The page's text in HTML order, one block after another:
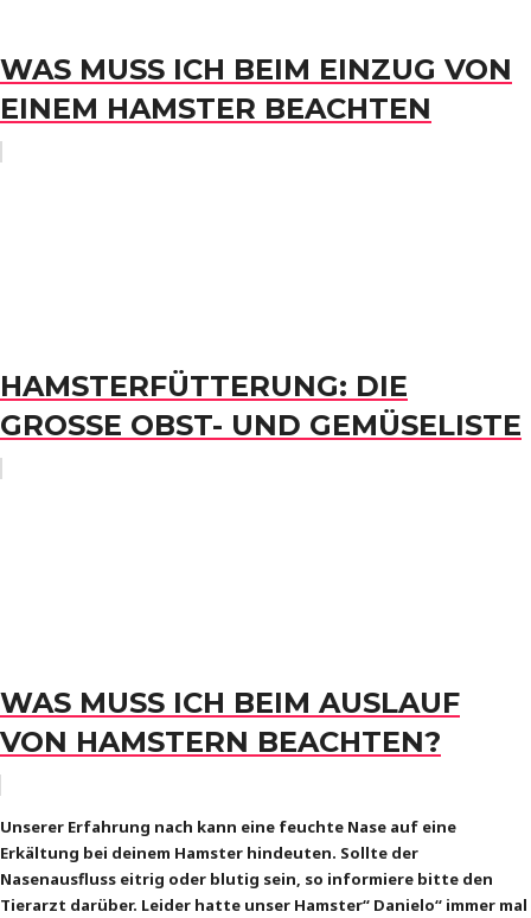
WAS MUSS ICH BEIM EINZUG VON
EINEM HAMSTER BEACHTEN
HAMSTERFÜTTERUNG: DIE
GROSSE OBST- UND GEMÜSELISTE
WAS MUSS ICH BEIM AUSLAUF
VON HAMSTERN BEACHTEN?
Unserer Erfahrung nach kann eine feuchte Nase auf eine
Erkältung bei deinem Hamster hindeuten. Sollte der
Nasenausfluss eitrig oder blutig sein, so informiere bitte den
Tierarzt darüber. Leider hatte unser Hamster“ Danielo“ immer mal